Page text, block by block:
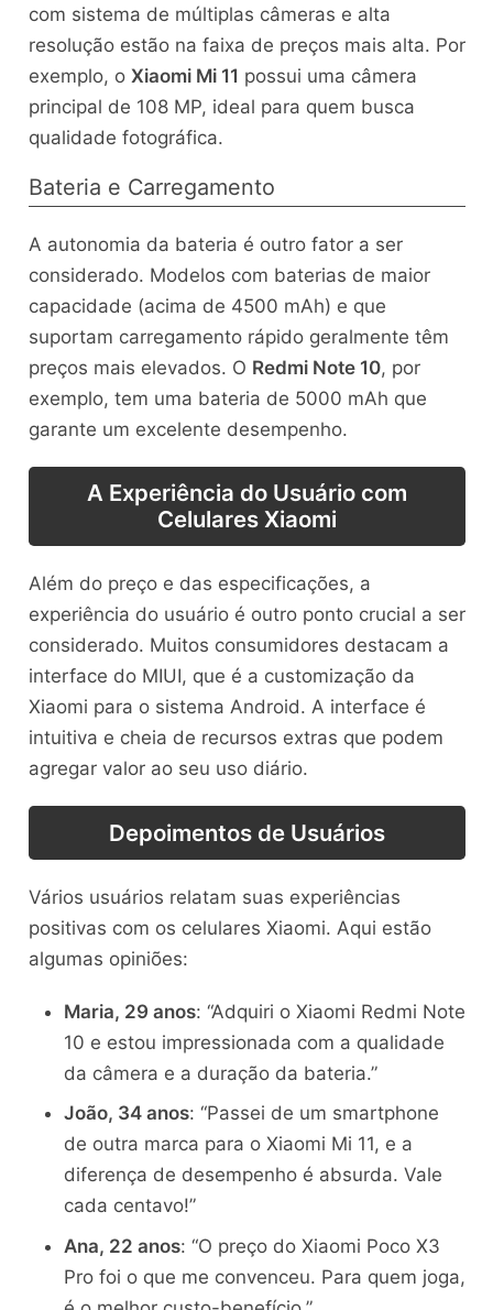
com sistema de múltiplas câmeras e alta
resolução estão na faixa de preços mais alta. Por
exemplo, o Xiaomi Mi 11 possui uma câmera
principal de 108 MP, ideal para quem busca
qualidade fotográfica.
Bateria e Carregamento
A autonomia da bateria é outro fator a ser
considerado. Modelos com baterias de maior
capacidade (acima de 4500 mAh) e que
suportam carregamento rápido geralmente têm
preços mais elevados. O Redmi Note 10, por
exemplo, tem uma bateria de 5000 mAh que
garante um excelente desempenho.
A Experiência do Usuário com
Celulares Xiaomi
Além do preço e das especificações, a
experiência do usuário é outro ponto crucial a ser
considerado. Muitos consumidores destacam a
interface do MIUI, que é a customização da
Xiaomi para o sistema Android. A interface é
intuitiva e cheia de recursos extras que podem
agregar valor ao seu uso diário.
Depoimentos de Usuários
Vários usuários relatam suas experiências
positivas com os celulares Xiaomi. Aqui estão
algumas opiniões:
Maria, 29 anos: “Adquiri o Xiaomi Redmi Note
10 e estou impressionada com a qualidade
da câmera e a duração da bateria.”
João, 34 anos: “Passei de um smartphone
de outra marca para o Xiaomi Mi 11, e a
diferença de desempenho é absurda. Vale
cada centavo!”
Ana, 22 anos: “O preço do Xiaomi Poco X3
Pro foi o que me convenceu. Para quem joga,